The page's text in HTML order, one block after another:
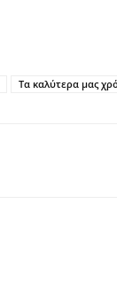
Τα καλύτερα μας